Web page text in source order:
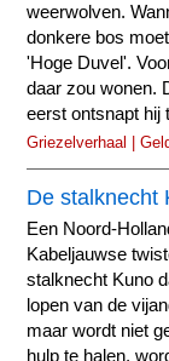
weerwolven.
donkere bos
'Hoge Duvel'.
daar zou wonen.
eerst ontsnapt hij
Griezelverhaal |
De stalknecht
Een Noord-
Kabeljauwse
stalknecht Kuno
lopen van de
maar wordt niet
hulp te halen,